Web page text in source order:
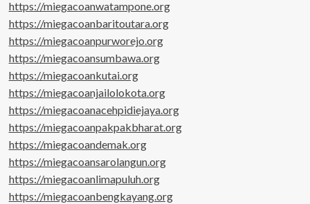
https://miegacoanwatampone.org
https://miegacoanbaritoutara.org
https://miegacoanpurworejo.org
https://miegacoansumbawa.org
https://miegacoankutai.org
https://miegacoanjailolokota.org
https://miegacoanacehpidiejaya.org
https://miegacoanpakpakbharat.org
https://miegacoandemak.org
https://miegacoansarolangun.org
https://miegacoanlimapuluh.org
https://miegacoanbengkayang.org